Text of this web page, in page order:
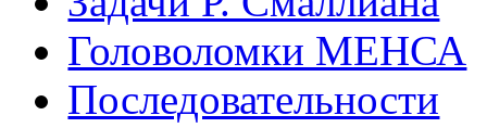
Головоломки МЕНСА
Последовательности